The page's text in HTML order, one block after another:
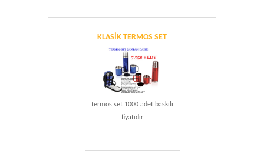
KLASIK TERMOS SET
termos set 1000 adet baskılı
fiyatıdır